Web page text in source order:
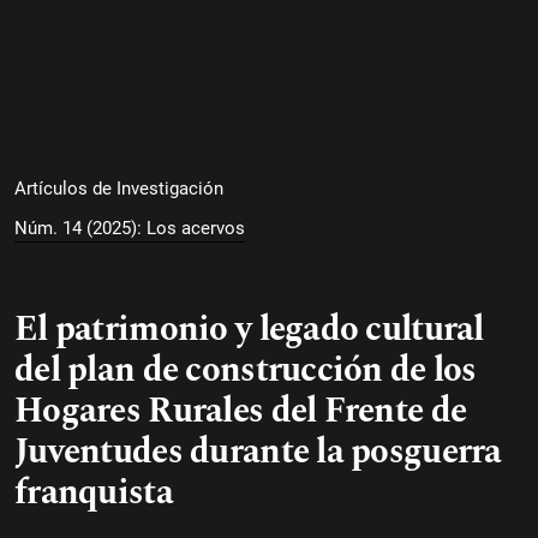
Artículos de Investigación
Núm. 14 (2025): Los acervos
El patrimonio y legado cultural
del plan de construcción de los
Hogares Rurales del Frente de
Juventudes durante la posguerra
franquista